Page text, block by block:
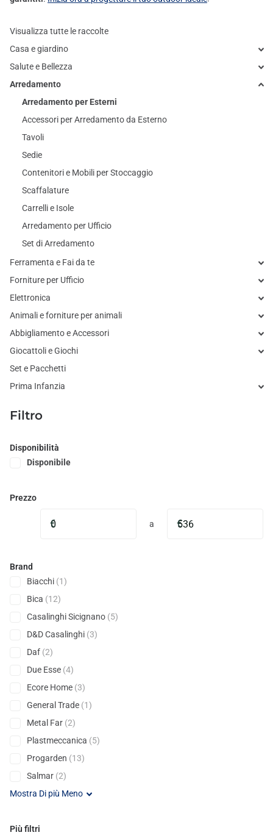
Visualizza tutte le raccolte
Casa e giardino
Salute e Bellezza
Arredamento
Arredamento per Esterni
Accessori per Arredamento da Esterno
Tavoli
Sedie
Contenitori e Mobili per Stoccaggio
Scaffalature
Carrelli e Isole
Arredamento per Ufficio
Set di Arredamento
Ferramenta e Fai da te
Forniture per Ufficio
Elettronica
Animali e forniture per animali
Abbigliamento e Accessori
Giocattoli e Giochi
Set e Pacchetti
Prima Infanzia
Filtro
Disponibilità
Disponibile
Prezzo
€ a €
Brand
Biacchi (1)
Bica (12)
Casalinghi Sicignano (5)
D&D Casalinghi (3)
Daf (2)
Due Esse (4)
Ecore Home (3)
General Trade (1)
Metal Far (2)
Plastmeccanica (5)
Progarden (13)
Salmar (2)
Mostra Di più Meno
Più filtri